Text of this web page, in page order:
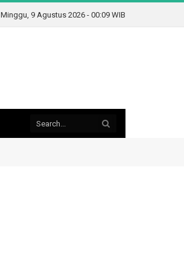
Minggu, 9 Agustus 2026 - 00:09 WIB